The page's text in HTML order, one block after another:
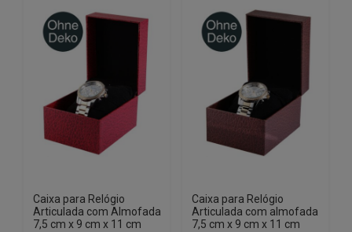
Caixa para Relógio
Articulada com Almofada
7,5 cm x 9 cm x 11 cm
Caixa para Relógio
Articulada com almofada
7,5 cm x 9 cm x 11 cm